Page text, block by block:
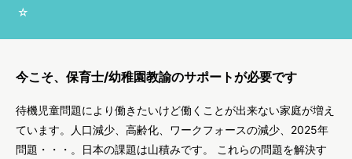
☆
今こそ、保育士/幼稚園教諭のサポートが必要です
待機児童問題により働きたいけど働くことが出来ない家庭が増え
ています。人口減少、高齢化、ワークフォースの減少、2025年
問題・・・。日本の課題は山積みです。 これらの問題を解決す